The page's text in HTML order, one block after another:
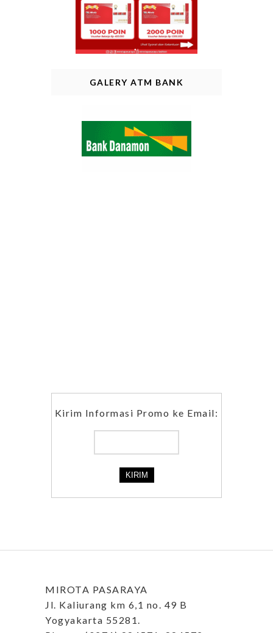
GALERY ATM BANK
Kirim Informasi Promo ke Email:
MIROTA PASARAYA
Jl. Kaliurang km 6,1 no. 49 B
Yogyakarta 55281.